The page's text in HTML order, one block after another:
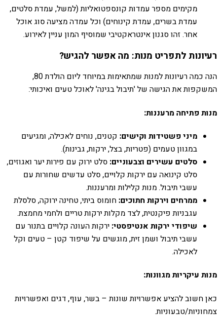
מקימים מספר עמדות קונספטואליות (למשל, עמדת סלטים,
עמדת בשרים, עמדת קינוחים) וכל עמדה מציעה סוג אוכל
אחר. זהו סגנון אינטראקטיבי שמוסיף המון עניין לאירוע.
רעיונות לתפריט מנות: מה אפשר להגיש?
הנה כמה רעיונות למנות שמתאימות במיוחד ליום הולדת 80,
המשקפות את הגישה של 'תיבול בגינה' לאוכל טעים ואיכותי:
מנות פתיחה מרעננות:
מיני פשטידות וקישים: קטנים, נוחים לאכילה, ומגיעים
במגוון טעמים (פטריות, בצל, ירקות, גבינות).
סלטים עשירים וצבעוניים: סלט ירוק עם פירות יער ואגוזים,
סלט קינואה עם ירקות קלויים, סלט עדשים שחורות עם
עשבי תיבול. מנות קלילות ומרעננות.
ממרחים וירקות חתוכים: חומוס ביתי, טחינה ירוקה, סלסלת
עגבניות פיקנטית, לצד מקלות ירקות טריים ולחמי מחמצת.
שיפודי ירקות אנטיפסטי: ירקות העונה קלויים בתנור עם
עשבי תיבול ושמן זית, מוגשים על שיפוד קטן – טעים וקל
לאכילה.
מנות עיקריות מגוונות:
כאן חשוב להציע אפשרויות שונות – בשר, עוף, דגים ואפשרויות
צמחוניות/טבעוניות.